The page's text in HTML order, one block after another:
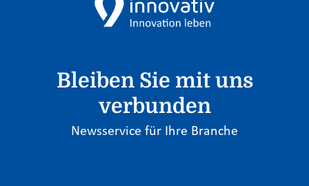
Bleiben Sie mit uns
verbunden
Newsservice für Ihre Branche